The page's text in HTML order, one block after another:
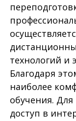
технологий и
Благодаря
наиболее
обучения.
доступ в